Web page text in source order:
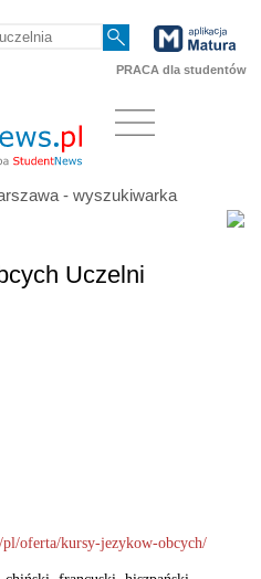
PRACA dla studentów
- wyszukiwarka
Uczelni
oferta/kursy-jezykow-obcych/